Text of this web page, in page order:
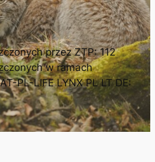
przez ZTP: 112
w ramach
PL-LIFE LYNX PL LT DE: